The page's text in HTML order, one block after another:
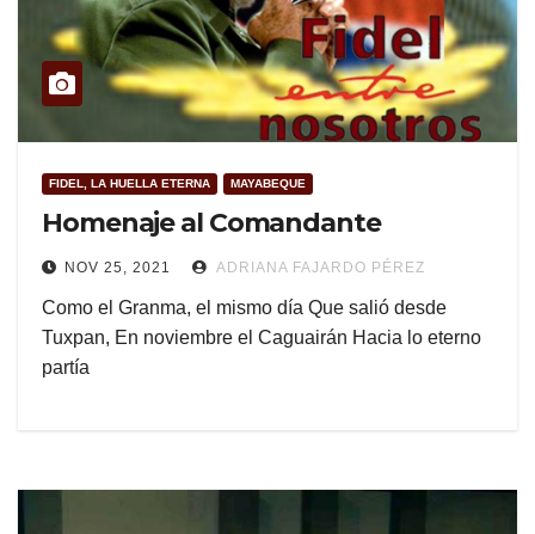
FIDEL, LA HUELLA ETERNA MAYABEQUE
Homenaje al Comandante
NOV 25, 2021 ADRIANA FAJARDO PÉREZ
Como el Granma, el mismo día Que salió desde
Tuxpan, En noviembre el Caguairán Hacia lo eterno
partía